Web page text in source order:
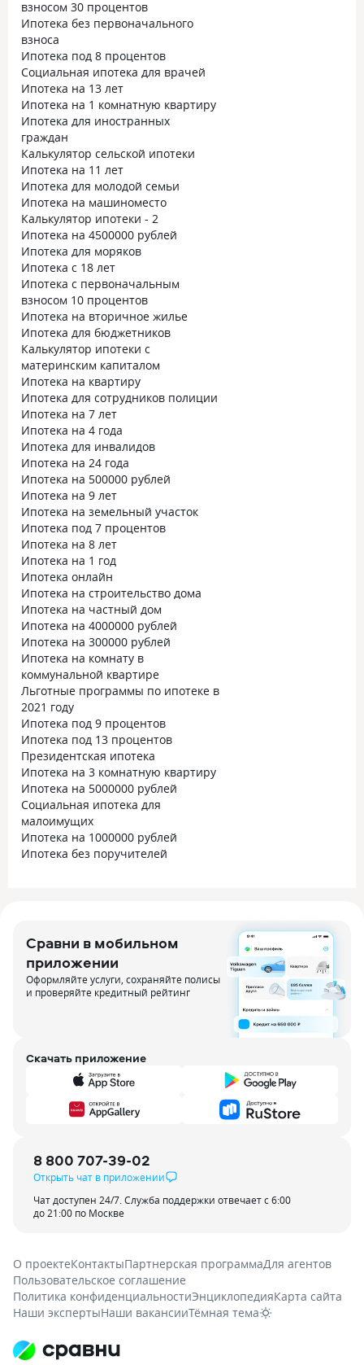
взносом 30 процентов
Ипотека без первоначального
взноса
Ипотека под 8 процентов
Социальная ипотека для врачей
Ипотека на 13 лет
Ипотека на 1 комнатную квартиру
Ипотека для иностранных
граждан
Калькулятор сельской ипотеки
Ипотека на 11 лет
Ипотека для молодой семьи
Ипотека на машиноместо
Калькулятор ипотеки - 2
Ипотека на 4500000 рублей
Ипотека для моряков
Ипотека с 18 лет
Ипотека с первоначальным
взносом 10 процентов
Ипотека на вторичное жилье
Ипотека для бюджетников
Калькулятор ипотеки с
материнским капиталом
Ипотека на квартиру
Ипотека для сотрудников полиции
Ипотека на 7 лет
Ипотека на 4 года
Ипотека для инвалидов
Ипотека на 24 года
Ипотека на 500000 рублей
Ипотека на 9 лет
Ипотека на земельный участок
Ипотека под 7 процентов
Ипотека на 8 лет
Ипотека на 1 год
Ипотека онлайн
Ипотека на строительство дома
Ипотека на частный дом
Ипотека на 4000000 рублей
Ипотека на 300000 рублей
Ипотека на комнату в
коммунальной квартире
Льготные программы по ипотеке в
2021 году
Ипотека под 9 процентов
Ипотека под 13 процентов
Президентская ипотека
Ипотека на 3 комнатную квартиру
Ипотека на 5000000 рублей
Социальная ипотека для
малоимущих
Ипотека на 1000000 рублей
Ипотека без поручителей
Сравни в мобильном
приложении
Оформляйте услуги, сохраняйте полисы
и проверяйте кредитный рейтинг
Скачать приложение
8 800 707-39-02
Открыть чат в приложении
Чат доступен 24/7. Служба поддержки отвечает с 6:00
до 21:00 по Москве
О проектеКонтактыПартнерская программаДля агентов
Пользовательское соглашение
Политика конфиденциальностиЭнциклопедияКарта сайта
Наши экспертыНаши вакансииТёмная тема